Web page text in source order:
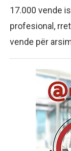
17.000 vende
profesional,
vende për